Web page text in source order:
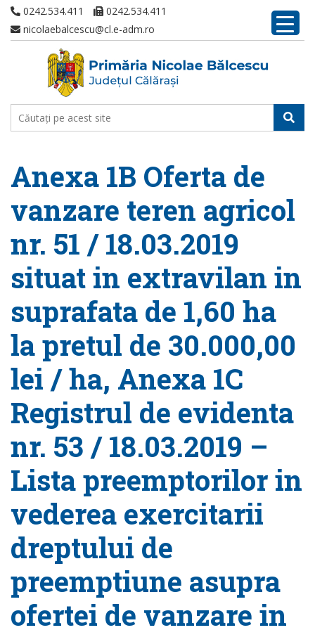
0242.534.411
0242.534.411
nicolaebalcescu@cl.e-adm.ro
Anexa 1B Oferta de
vanzare teren agricol
nr. 51 / 18.03.2019
situat in extravilan in
suprafata de 1,60 ha
la pretul de 30.000,00
lei / ha, Anexa 1C
Registrul de evidenta
nr. 53 / 18.03.2019 –
Lista preemptorilor in
vederea exercitarii
dreptului de
preemptiune asupra
ofertei de vanzare in